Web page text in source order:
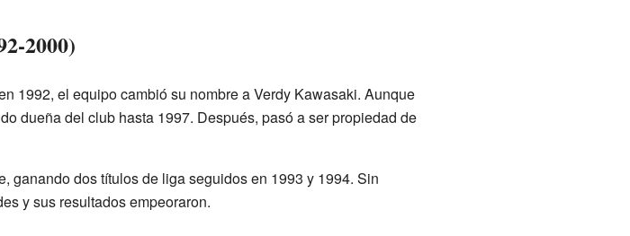
2000)
1992, el equipo cambió su nombre a Verdy Kawasaki. Aunque
dueña del club hasta 1997. Después, pasó a ser propiedad de
ganando dos títulos de liga seguidos en 1993 y 1994. Sin
y sus resultados empeoraron.